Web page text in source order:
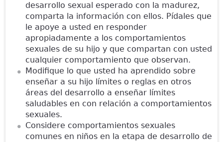
desarrollo sexual esperado con la madurez,
comparta la información con ellos. Pídales que
le apoye a usted en responder
apropiadamente a los comportamientos
sexuales de su hijo y que compartan con usted
cualquier comportamiento que observan.
Modifique lo que usted ha aprendido sobre
enseñar a su hijo límites o reglas en otros
áreas del desarrollo a enseñar límites
saludables en con relación a comportamientos
sexuales.
Considere comportamientos sexuales
comunes en niños en la etapa de desarrollo de